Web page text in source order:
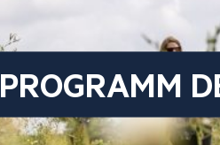
PROGRAMM